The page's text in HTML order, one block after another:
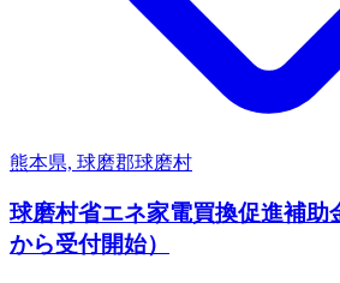
熊本県, 球磨郡球磨村
球磨村省エネ家電買換促進補助
から受付開始）